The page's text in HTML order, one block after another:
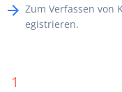
Zum Verfassen von
egistrieren.
1